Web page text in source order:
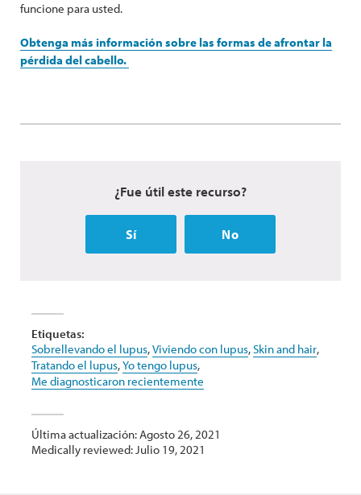
funcione para usted.
Obtenga más información sobre las formas de afrontar la
pérdida del cabello.
¿Fue útil este recurso?
Sí No
Etiquetas:
Sobrellevando el lupus,Viviendo con lupus,Skin and hair,
Tratando el lupus,Yo tengo lupus,
Me diagnosticaron recientemente
Última actualización: Agosto 26, 2021
Medically reviewed: Julio 19, 2021